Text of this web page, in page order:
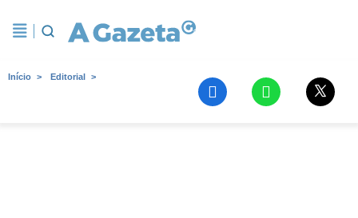
Início Editorial